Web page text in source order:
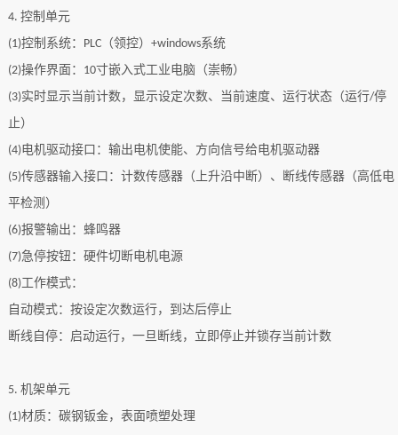
4. 控制单元
(1)控制系统： PLC（领控） +windows系统
(2)操作界面： 10寸嵌入式工业电脑（崇畅）
(3)实时显示当前计数， 显示设定次数、当前速度、运行状态（运行/停
止）
(4)电机驱动接口：输出电机使能、方向信号给电机驱动器
(5)传感器输入接口：计数传感器（上升沿中断）、断线传感器（高低电
平检测）
(6)报警输出：蜂鸣器
(7)急停按钮：硬件切断电机电源
(8)工作模式：
自动模式：按设定次数运行，到达后停止
断线自停：启动运行，一旦断线，立即停止并锁存当前计数
5. 机架单元
(1)材质：碳钢钣金，表面喷塑处理